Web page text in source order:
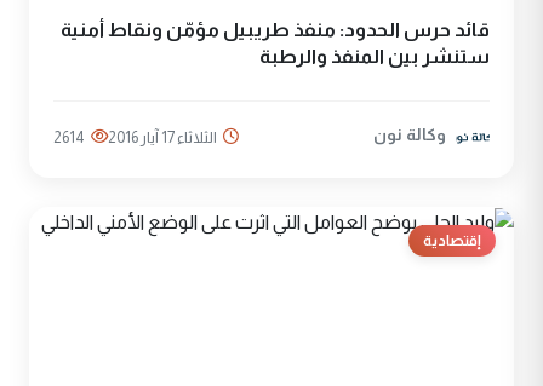
قائد حرس الحدود: منفذ طريبيل مؤمّن ونقاط أمنية
ستنشر بين المنفذ والرطبة
وكالة نون الثلاثاء 17 آيار 2016 2614
إقتصادية